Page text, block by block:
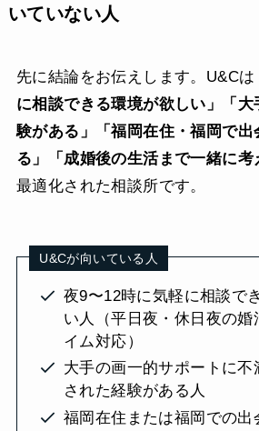
いていない人
先に結論をお伝えします。U&Cは
に相談できる環境が欲しい」「
験がある」「福岡在住・福岡で出
る」「成婚後の生活まで一緒に考
最適化された相談所です。
U&Cが向いている人
夜9〜12時に気軽に相談で
い人（平日夜・休日夜の婚
イム対応）
大手の画一的サポートに不
された経験がある人
福岡在住または福岡での出